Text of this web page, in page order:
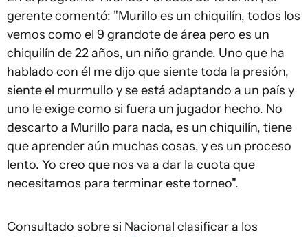
gerente comentó: "Murillo es un chiquilín, todos los
vemos como el 9 grandote de área pero es un
chiquilín de 22 años, un niño grande. Uno que ha
hablado con él me dijo que siente toda la presión,
siente el murmullo y se está adaptando a un país y
uno le exige como si fuera un jugador hecho. No
descarto a Murillo para nada, es un chiquilín, tiene
que aprender aún muchas cosas, y es un proceso
lento. Yo creo que nos va a dar la cuota que
necesitamos para terminar este torneo".
Consultado sobre si Nacional clasificar a los